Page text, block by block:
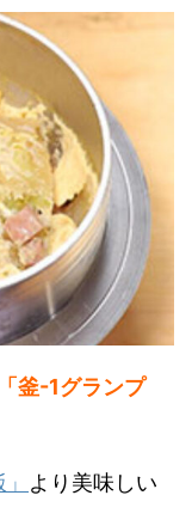
釜-1グランプ
より美味しい